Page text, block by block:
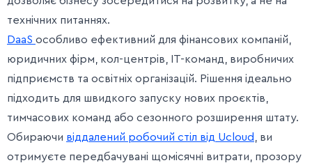
технічних питаннях.
DaaS особливо ефективний для фінансових компаній,
юридичних фірм, кол-центрів, ІТ-команд, виробничих
підприємств та освітніх організацій. Рішення ідеально
підходить для швидкого запуску нових проєктів,
тимчасових команд або сезонного розширення штату.
Обираючи віддалений робочий стіл від Ucloud
, ви
отримуєте передбачувані щомісячні витрати, прозору